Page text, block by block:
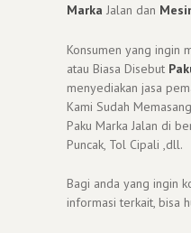
Marka Jalan dan
Konsumen yang ingin
atau Biasa Disebut
menyediakan jasa
Kami Sudah
Paku Marka Jalan di
Puncak, Tol Cipali ,dll.
Bagi anda yang ingin
informasi terkait, bisa